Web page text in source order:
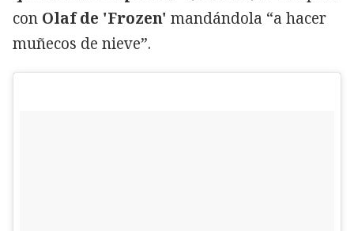
con Olaf de 'Frozen' mandándola “a hacer
muñecos de nieve”.